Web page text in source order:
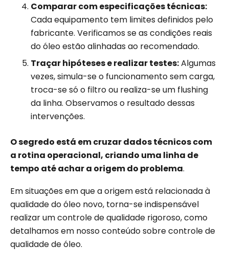
Comparar com especificações técnicas:
Cada equipamento tem limites definidos pelo
fabricante. Verificamos se as condições reais
do óleo estão alinhadas ao recomendado.
Traçar hipóteses e realizar testes:Algumas
vezes, simula-se o funcionamento sem carga,
troca-se só o filtro ou realiza-se um flushing
da linha. Observamos o resultado dessas
intervenções.
O segredo está em cruzar dados técnicos com
a rotina operacional, criando uma linha de
tempo até achar a origem do problema.
Em situações em que a origem está relacionada à
qualidade do óleo novo, torna-se indispensável
realizar um controle de qualidade rigoroso, como
detalhamos em nosso conteúdo sobre controle de
qualidade de óleo.